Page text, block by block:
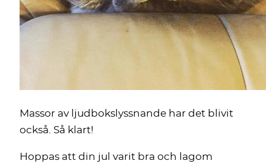
Massor av ljudbokslyssnande har det blivit
också. Så klart!
Hoppas att din jul varit bra och lagom